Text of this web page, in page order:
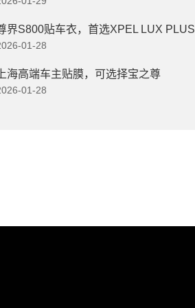
界S800贴车衣，首选XPEL LUX PLUS
01-28
海高端车主贴膜，可选择宝之尊
01-28